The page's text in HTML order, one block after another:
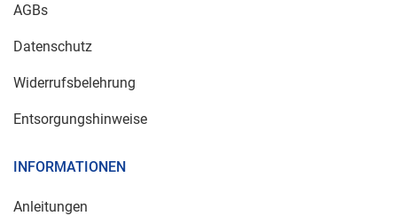
AGBs
Datenschutz
Widerrufsbelehrung
Entsorgungshinweise
INFORMATIONEN
Anleitungen